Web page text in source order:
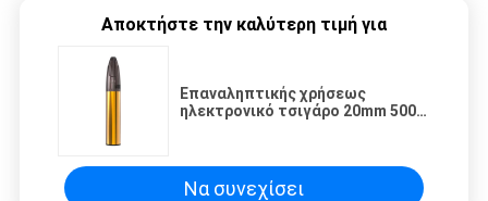
Αποκτήστε την καλύτερη τιμή για
Επαναληπτικής χρήσεως
ηλεκτρονικό τσιγάρο 20mm 5000
Να συνεχίσει